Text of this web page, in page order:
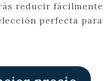
reducir fácilmente
perfecta para